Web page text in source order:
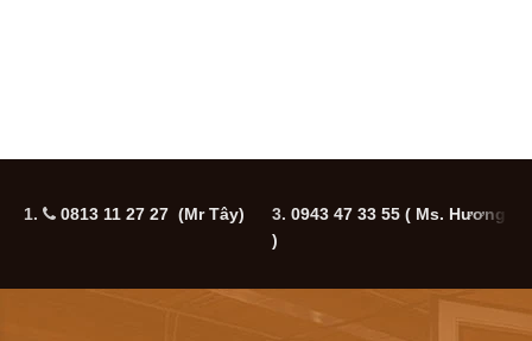
1. 0813 11 27 27 (Mr Tây) 3. 0943 47 33 55 ( Ms. Hương
)